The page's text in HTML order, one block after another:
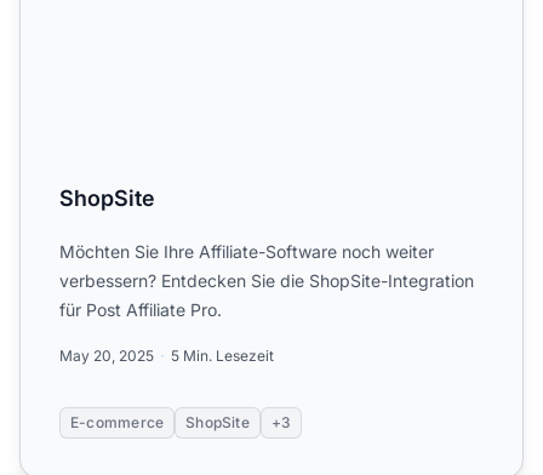
ShopSite
Möchten Sie Ihre Affiliate-Software noch weiter
verbessern? Entdecken Sie die ShopSite-Integration
für Post Affiliate Pro.
May 20, 2025 5 Min. Lesezeit
E-commerce ShopSite +3